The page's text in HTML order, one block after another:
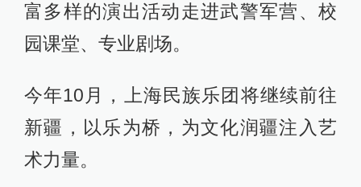
富多样的演出活动走进武警军营、校
园课堂、专业剧场。
今年10月，上海民族乐团将继续前往
新疆，以乐为桥，为文化润疆注入艺
术力量。